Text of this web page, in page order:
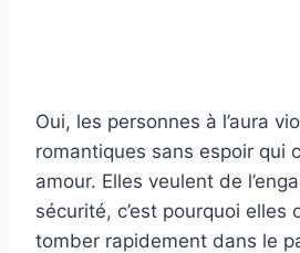
Oui, les personnes à l’aura
romantiques sans espoir qui
amour. Elles veulent de
sécurité, c’est pourquoi elles
tomber rapidement dans le